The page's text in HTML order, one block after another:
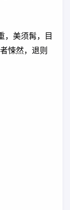
，美须髯，目
悚然，退则